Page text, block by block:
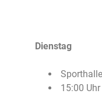
Dienstag
15:00